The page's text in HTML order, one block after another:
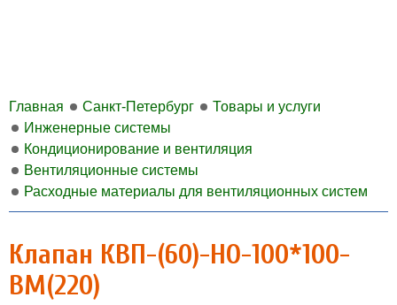
Главная Санкт-Петербург
Товары и услуги
Инженерные системы
Кондиционирование и вентиляция
Вентиляционные системы
Расходные материалы для вентиляционных систем
Клапан КВП-(60)-НО-100*100-
ВМ(220)